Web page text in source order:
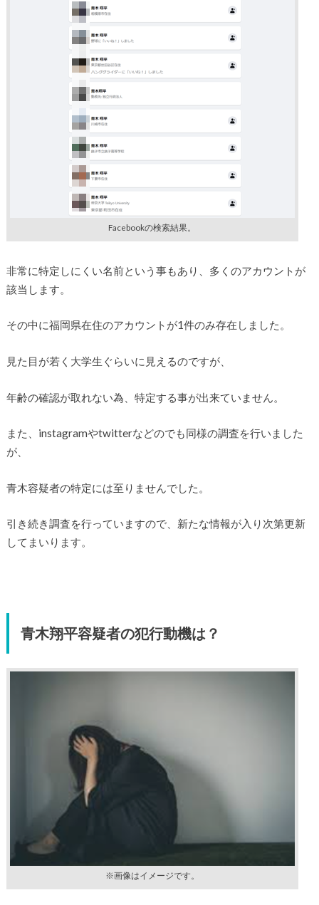
Facebookの検索結果。
非常に特定しにくい名前という事もあり、多くのアカウントが
該当します。
その中に福岡県在住のアカウントが1件のみ存在しました。
見た目が若く大学生ぐらいに見えるのですが、
年齢の確認が取れない為、特定する事が出来ていません。
また、instagramやtwitterなどのでも同様の調査を行いました
が、
青木容疑者の特定には至りませんでした。
引き続き調査を行っていますので、新たな情報が入り次第更新
してまいります。
青木翔平容疑者の犯行動機は？
※画像はイメージです。